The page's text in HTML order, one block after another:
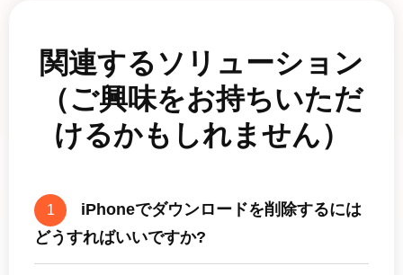
mini
•iPod：iPod touch 7、iPod touch 6、
iPod touch 5、iPod touch 4、iPod touch
3、iPod touch 2、iPodtouch。
• サポートされているバージョン: iOS 5
高（3倍）：
にデータを破壊します。セキュリティ規
格は米国国防総省XNUMX-Mに準拠して
います。
関連するソリューション
（ご興味をお持ちいただ
けるかもしれません）
1
iPhoneでダウンロードを削除するには
どうすればいいですか?